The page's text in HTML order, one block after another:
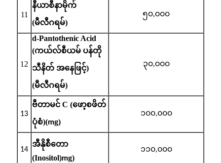
11
နီယာစီနာမိုက်
(မီလီဂရမ်)
၅၀,၀၀၀
12
d-Pantothenic Acid
(ကယ်လ်စီယမ် ပန်တို
သီနိတ် အနေဖြင့်)
(မီလီဂရမ်)
၃၀,၀၀၀
13
ဗီတာမင် C (ဖော့စဖိတ်
ပုံစံ)(mg)
၁၀၀,၀၀၀
14
အီနိုစီတော
(Inositol)mg)
၁၁၀,၀၀၀